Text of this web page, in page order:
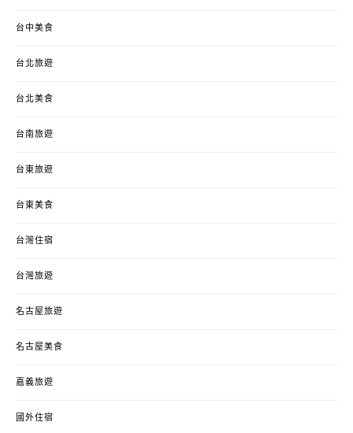
台中美食
台北旅遊
台北美食
台南旅遊
台東旅遊
台東美食
台灣住宿
台灣旅遊
名古屋旅遊
名古屋美食
嘉義旅遊
國外住宿